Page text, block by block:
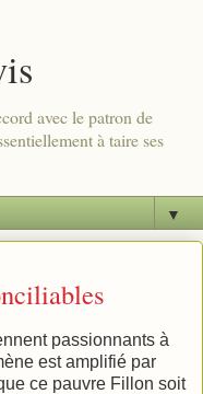
avec le patron de
à taire ses
▼
passionnants à
est amplifié par
ce pauvre Fillon soit